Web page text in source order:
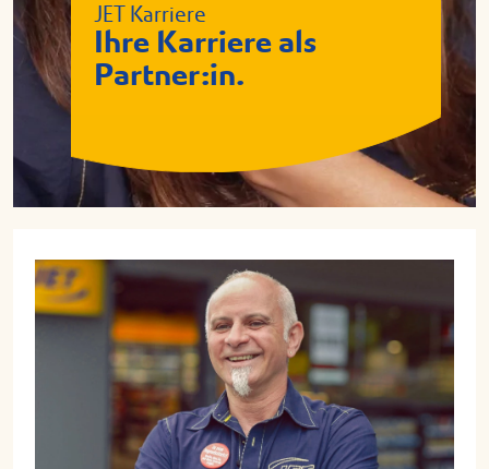
JET Karriere
Ihre Karriere als
Partner:in.